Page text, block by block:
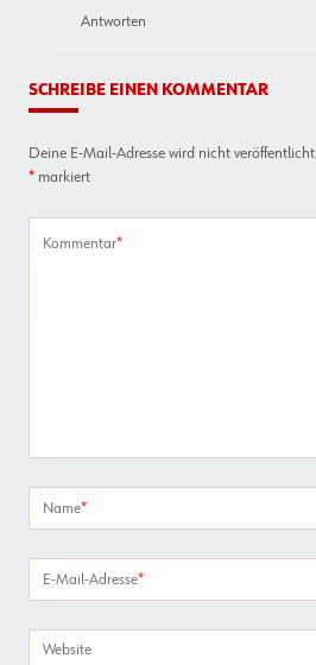
Antworten
SCHREIBE EINEN KOMMENTAR
Deine E-Mail-Adresse wird nicht veröffentlicht.
* markiert
Kommentar*
Name*
E-Mail-Adresse*
Website